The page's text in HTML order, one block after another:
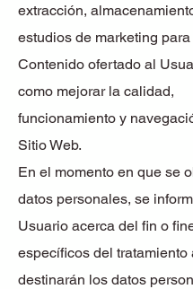
extracción,
estudios de marketing
Contenido ofertado al
como mejorar la calidad,
funcionamiento y
Sitio Web.
En el momento en que se
datos personales, se
Usuario acerca del fin o
específicos del tratamiento
destinarán los datos